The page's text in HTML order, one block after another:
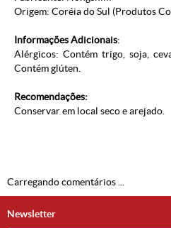
Origem: Coréia do Sul (Produtos
Informações Adicionais:
Alérgicos: Contém trigo, soja,
Contém glúten.
Recomendações:
Conservar em local seco e arejado.
Carregando comentários ...
Newsletter